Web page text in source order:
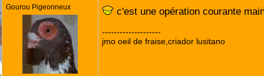
Gourou Pigeonneux
c'est une opération courante
--------------------
jmo oeil de fraise,criador lusitano